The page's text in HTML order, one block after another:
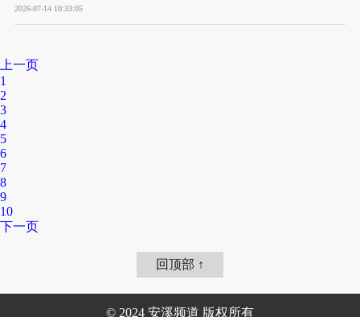
2026-07-14 10:33:05
上一页
1
2
3
4
5
6
7
8
9
10
下一页
回顶部 ↑
© 2024 安溪频道 版权所有